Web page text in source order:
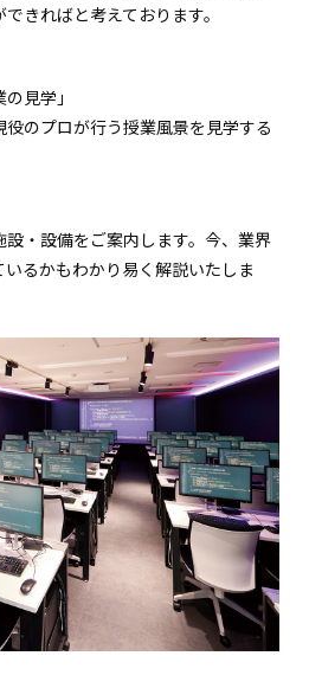
きればと考えております。
見学」
のプロが行う授業風景を見学する
・設備をご案内します。今、業界
るかもわかり易く解説いたしま